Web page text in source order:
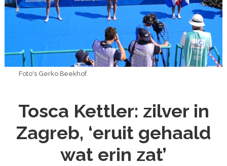
Foto's Gerko Beekhof.
Tosca Kettler: zilver in
Zagreb, ‘eruit gehaald
wat erin zat’